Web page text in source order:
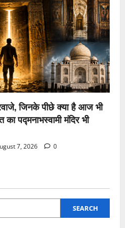
जिनके पीछे क्या है आज भी
पद्मनाभस्वामी मंदिर भी
7, 2026 0
SEARCH